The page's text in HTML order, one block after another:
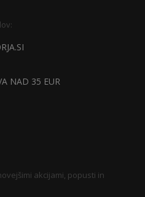
NAD 35 EUR
akcijami, popusti in